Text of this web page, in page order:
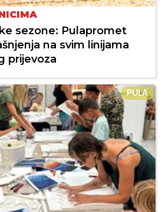
sezone: Pulapromet
na svim linijama
prijevoza
PULA